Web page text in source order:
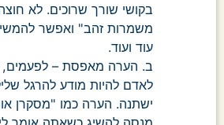
בקושי שורך שרוכים. לא
משמרות זהב" ואפשר
עוד ועוד.
ב. הערה מאפסת – לפעמים,
לאדם להיות מודע להרגל
ישתנה. הערה כמו "מסקרן